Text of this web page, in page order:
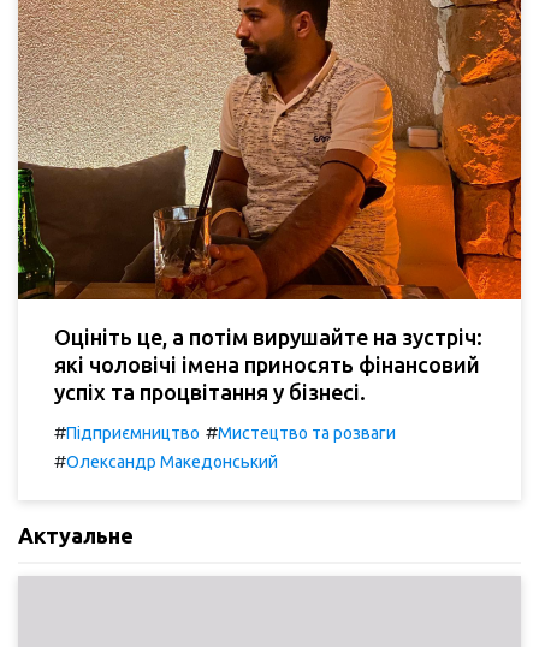
Оцініть це, а потім вирушайте на зустріч:
які чоловічі імена приносять фінансовий
успіх та процвітання у бізнесі.
#Підприємництво #Мистецтво та розваги
#Олександр Македонський
Актуальне